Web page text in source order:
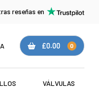
reseñas en
£0.00 0
VÁLVULAS